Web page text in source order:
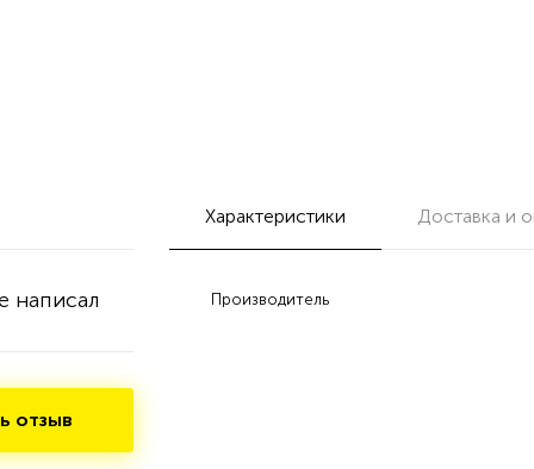
написал
отзыв
Характеристики Доставка и
Производитель